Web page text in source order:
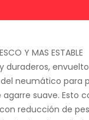
Y MAS ESTABLE
duraderos,
neumático para
suave. Esto
reducción de